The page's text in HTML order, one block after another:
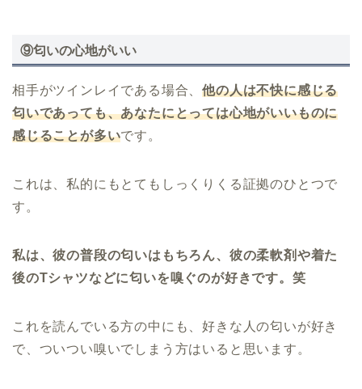
⑨匂いの心地がいい
相手がツインレイである場合、他の人は不快に感じる
匂いであっても、あなたにとっては心地がいいものに
感じることが多いです。
これは、私的にもとてもしっくりくる証拠のひとつで
す。
私は、彼の普段の匂いはもちろん、彼の柔軟剤や着た
後のTシャツなどに匂いを嗅ぐのが好きです。笑
これを読んでいる方の中にも、好きな人の匂いが好き
で、ついつい嗅いでしまう方はいると思います。